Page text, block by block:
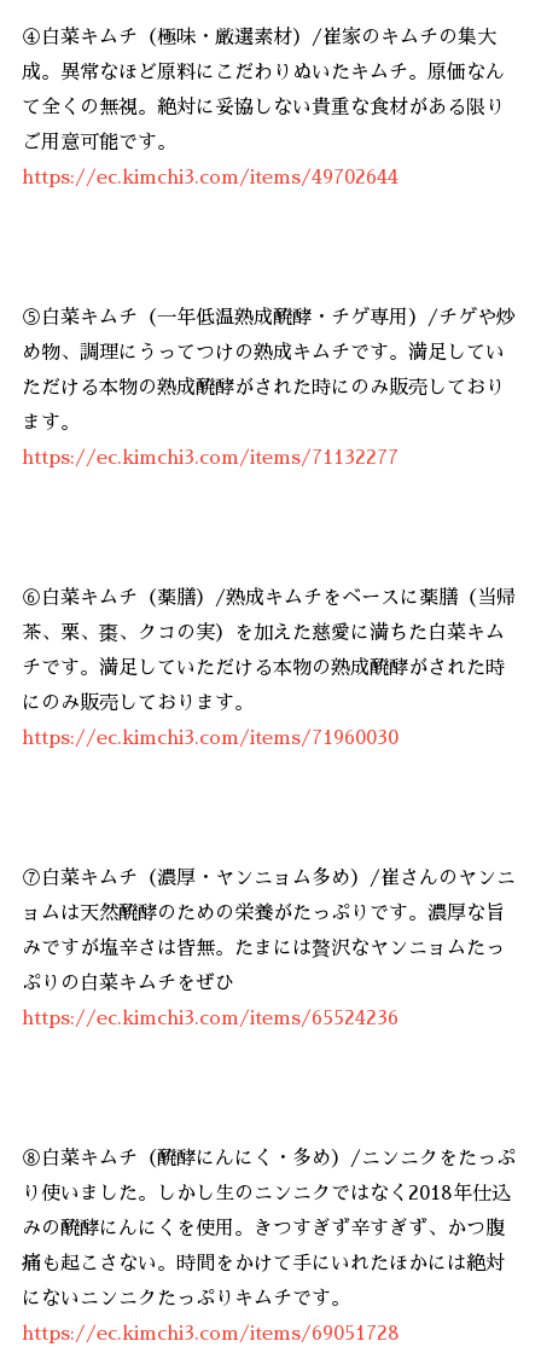
④白菜キムチ（極味・厳選素材）/崔家のキムチの集大
成。異常なほど原料にこだわりぬいたキムチ。原価なん
て全くの無視。絶対に妥協しない貴重な食材がある限り
ご用意可能です。
https://ec.kimchi3.com/items/49702644
⑤白菜キムチ（一年低温熟成醗酵・チゲ専用）/チゲや炒
め物、調理にうってつけの熟成キムチです。満足してい
ただける本物の熟成醗酵がされた時にのみ販売しており
ます。
https://ec.kimchi3.com/items/71132277
⑥白菜キムチ（薬膳）/熟成キムチをベースに薬膳（当帰
茶、栗、棗、クコの実）を加えた慈愛に満ちた白菜キム
チです。満足していただける本物の熟成醗酵がされた時
にのみ販売しております。
https://ec.kimchi3.com/items/71960030
⑦白菜キムチ（濃厚・ヤンニョム多め）/崔さんのヤンニ
ョムは天然醗酵のための栄養がたっぷりです。濃厚な旨
みですが塩辛さは皆無。たまには贅沢なヤンニョムたっ
ぷりの白菜キムチをぜひ
https://ec.kimchi3.com/items/65524236
⑧白菜キムチ（醗酵にんにく・多め）/ニンニクをたっぷ
り使いました。しかし生のニンニクではなく2018年仕込
みの醗酵にんにくを使用。きつすぎず辛すぎず、かつ腹
痛も起こさない。時間をかけて手にいれたほかには絶対
にないニンニクたっぷりキムチです。
https://ec.kimchi3.com/items/69051728